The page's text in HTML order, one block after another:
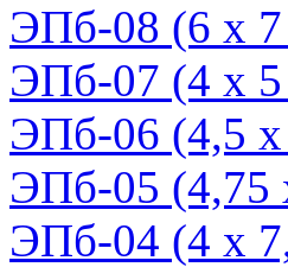
ЭПб-08 (6 х
ЭПб-07 (4 х
ЭПб-06 (4,5
ЭПб-05 (4,75
ЭПб-04 (4 х